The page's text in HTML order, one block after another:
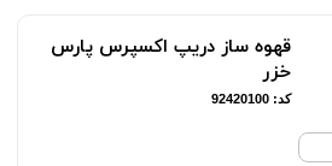
قهوه ساز دریپ اکسپرس پارس
خزر
کد: 92420100